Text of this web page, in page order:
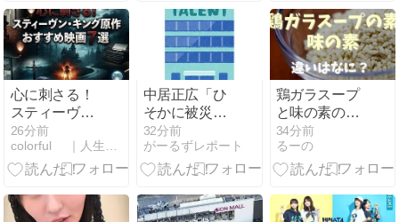
心に刺さる！
スティーヴ
ン・キング原
作おすすめ映
画7選【ホラ
ヒューマンド
ラマまで】
26分前
colorful ｜人生楽しくやろうじゃないか！
中居正広「ひ
そかに被災地
支援」か 2016
年の熊本地震
直後には現地
“誰にも知られ
なくて良
32分前
がーるずレポート
鶏ガラスープ
と味の素の違
いは？それぞ
れ向いてる料
理を調査
34分前
るーの